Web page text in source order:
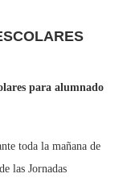
para alumnado
toda la mañana de
las Jornadas